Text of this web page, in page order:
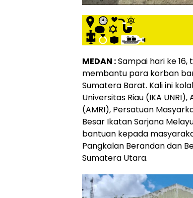
MEDAN :Sampai hari ke
membantu para korban
Sumatera Barat. Kali ini
Universitas Riau (IKA
(AMRI), Persatuan
Besar Ikatan Sarjana
bantuan kepada
Pangkalan Berandan dan
Sumatera Utara.